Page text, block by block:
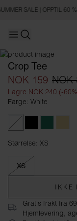
SALE | OPPTIL 60
Open main menu
SLIM FIT
Crop Tee
NOK 159 NOK
Lagre NOK 240 (-
Farge: White
Størrelse: XS
Størrelse XS
XS
IKKE
Gratis frakt fra
Hjemlevering,